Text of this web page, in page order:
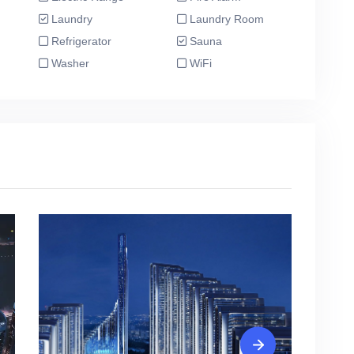
Laundry
Laundry Room
Refrigerator
Sauna
Washer
WiFi